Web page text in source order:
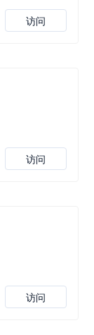
访问
访问
访问